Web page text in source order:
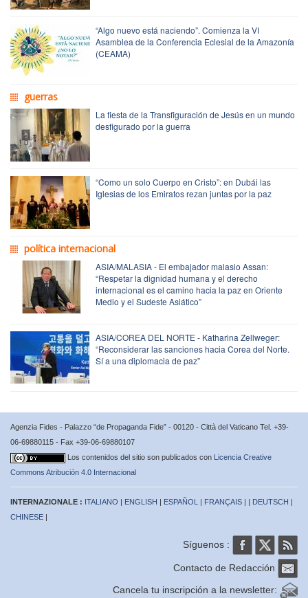
“Algo nuevo está naciendo”. Comienza la VI
Asamblea de la Conferencia Eclesial de la Amazonía
(CEAMA)
guerras
La fiesta de la Transfiguración de Jesús en un mundo
desfigurado por la guerra
“Como un solo Cuerpo en Cristo”: en Dubái las
Iglesias de los Emiratos rezan juntas por la paz
política internacional
ASIA/MALASIA - El embajador malasio Assan:
“Respetar la dignidad humana y el derecho
internacional es el camino hacia la paz en Oriente
Medio y el Sudeste Asiático”
ASIA/COREA DEL NORTE - Katharina Zellweger:
“Reconsiderar las sanciones hacia Corea del Norte.
Sí a una diplomacia de paz”
Agenzia Fides - Palazzo “de Propaganda Fide” - 00120 - Città del Vaticano Tel. +39-
06-69880115 - Fax +39-06-69880107
Los contenidos del sitio son publicados con Licencia Creative
Commons Atribución 4.0 Internacional
INTERNAZIONALE : ITALIANO | ENGLISH | ESPAÑOL | FRANÇAIS | | DEUTSCH |
CHINESE |
Síguenos :
Contacto de Redacción
Cancela tu inscripción a la newsletter: